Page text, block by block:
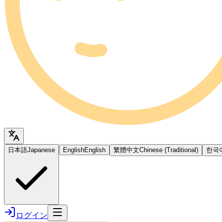
日本語Japanese EnglishEnglish 繁體中文Chinese (Traditional) 한국
ログイン